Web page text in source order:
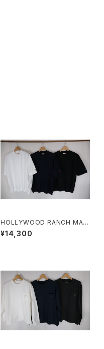
HOLLYWOOD RANCH MAR
KET ストレッチフライス ヘムリ
ブ ショートスリーブ Tシャツ
¥14,300